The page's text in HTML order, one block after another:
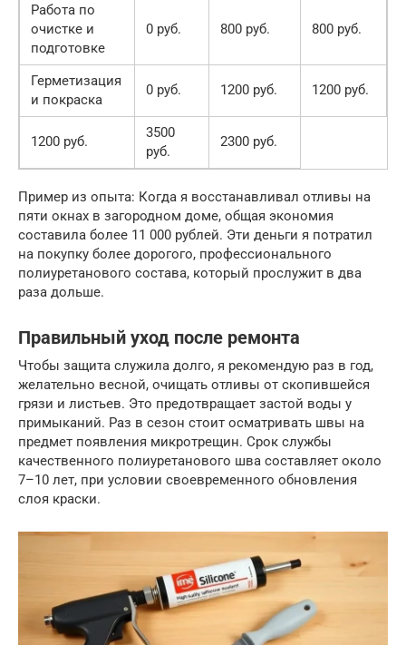
Работа по
очистке и
подготовке
0 руб. 800 руб. 800 руб.
Герметизация
и покраска
0 руб. 1200 руб. 1200 руб.
1200 руб.
3500
руб.
2300 руб.
Пример из опыта: Когда я восстанавливал отливы на
пяти окнах в загородном доме, общая экономия
составила более 11 000 рублей. Эти деньги я потратил
на покупку более дорогого, профессионального
полиуретанового состава, который прослужит в два
раза дольше.
Правильный уход после ремонта
Чтобы защита служила долго, я рекомендую раз в год,
желательно весной, очищать отливы от скопившейся
грязи и листьев. Это предотвращает застой воды у
примыканий. Раз в сезон стоит осматривать швы на
предмет появления микротрещин. Срок службы
качественного полиуретанового шва составляет около
7–10 лет, при условии своевременного обновления
слоя краски.